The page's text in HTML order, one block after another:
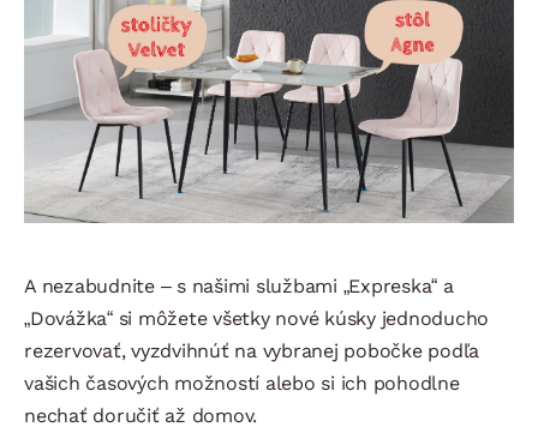
A nezabudnite – s našimi službami „Expreska“ a
„Dovážka“ si môžete všetky nové kúsky jednoducho
rezervovať, vyzdvihnúť na vybranej pobočke podľa
vašich časových možností alebo si ich pohodlne
nechať doručiť až domov.